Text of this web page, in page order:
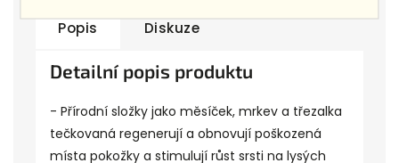
Popis Diskuze
Detailní popis produktu
- Přírodní složky jako měsíček, mrkev a třezalka
tečkovaná regenerují a obnovují poškozená
místa pokožky a stimulují růst srsti na lysých